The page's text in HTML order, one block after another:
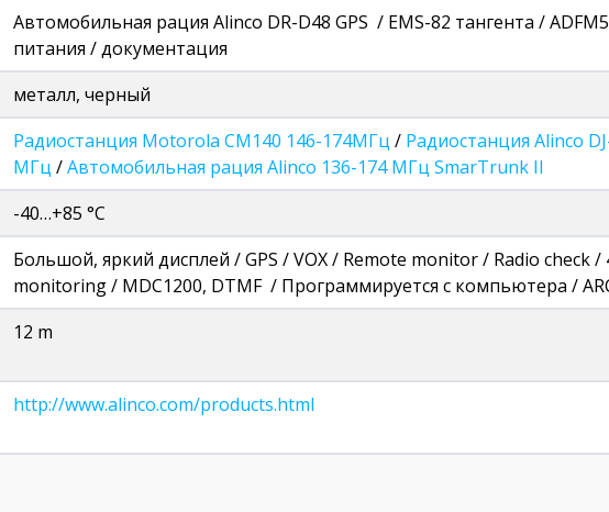
Автомобильная рация Alinco DR-D48 GPS / EMS-82 тангента /
питания / документация
металл, черный
Радиостанция Motorola CM140 146-174МГц / Радиостанция Alinco
МГц /Автомобильная рация Alinco 136-174 МГц SmarTrunk II
-40…+85 °C
Большой, яркий дисплей / GPS / VOX / Remote monitor / Radio
monitoring / MDC1200, DTMF / Программируется с компьютера /
12 m
http://www.alinco.com/products.html